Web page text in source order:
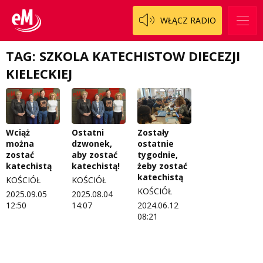
WŁĄCZ RADIO
Staszowski
Włoszczowski
Cały ten sport
Dzieciaki Cudaki
Fascynująca nauka
Historia na fali
Modna kultura
OdNowa
Pacjent, którego nie zapomnę
Pasjonaci
Piąta strona świata
Koncert życzeń
Kontakt
O nas
Regulamin programu Patron
Zespół
Logo do pobrania
Regulamin konkursów
Regulamin przesyłania materiałów
TAG: SZKOLA KATECHISTOW DIECEZJI
KIELECKIEJ
Wciąż
można
zostać
katechistą
KOŚCIÓŁ
2025.09.05
12:50
Ostatni
dzwonek,
aby zostać
katechistą!
KOŚCIÓŁ
2025.08.04
14:07
Zostały
ostatnie
tygodnie,
żeby zostać
katechistą
KOŚCIÓŁ
2024.06.12
08:21